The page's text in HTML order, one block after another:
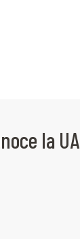
la UA